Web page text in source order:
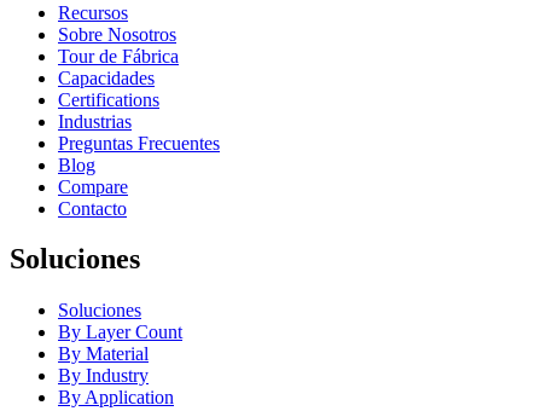
Recursos
Sobre Nosotros
Tour de Fábrica
Capacidades
Certifications
Industrias
Preguntas Frecuentes
Blog
Compare
Contacto
Soluciones
Soluciones
By Layer Count
By Material
By Industry
By Application